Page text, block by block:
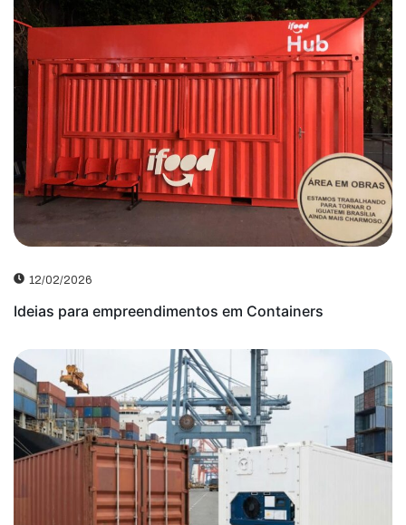
12/02/2026
Ideias para empreendimentos em Containers